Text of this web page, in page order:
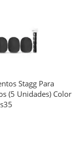
Stagg Para
(5 Unidades) Color